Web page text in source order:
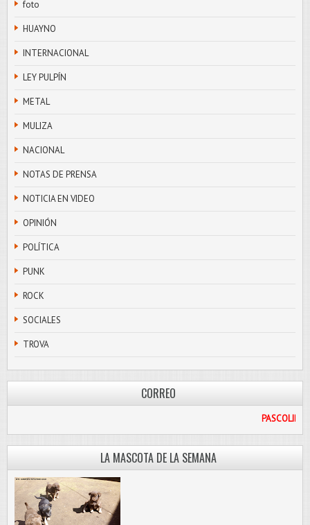
foto
HUAYNO
INTERNACIONAL
LEY PULPÍN
METAL
MULIZA
NACIONAL
NOTAS DE PRENSA
NOTICIA EN VIDEO
OPINIÓN
POLÍTICA
PUNK
ROCK
SOCIALES
TROVA
CORREO
LA MASCOTA DE LA SEMANA